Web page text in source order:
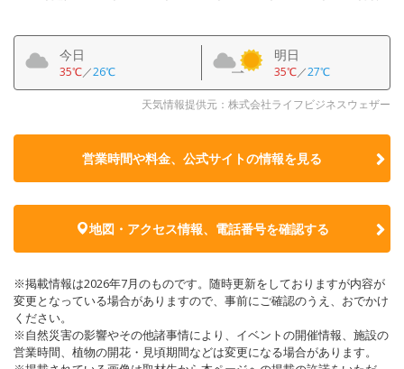
今日
35℃／26℃
明日
35℃／27℃
天気情報提供元：株式会社ライフビジネスウェザー
営業時間や料金、公式サイトの情報を見る
地図・アクセス情報、電話番号を確認する
※掲載情報は2026年7月のものです。随時更新をしておりますが内容が
変更となっている場合がありますので、事前にご確認のうえ、おでかけ
ください。
※自然災害の影響やその他諸事情により、イベントの開催情報、施設の
営業時間、植物の開花・見頃期間などは変更になる場合があります。